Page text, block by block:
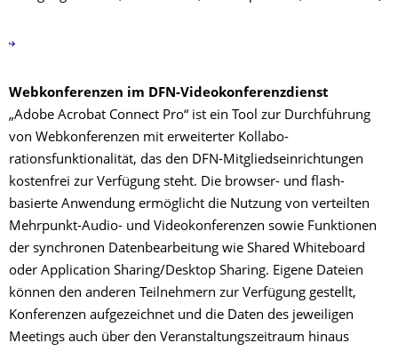
Webkonferenzen im DFN-Videokonferenzdienst
„Adobe Acrobat Connect Pro“ ist ein Tool zur Durchführung
von Webkonferenzen mit erweiterter Kollabo-
rationsfunktionalität, das den DFN-Mitgliedseinrichtungen
kostenfrei zur Verfügung steht. Die browser- und flash-
basierte Anwendung ermöglicht die Nutzung von verteilten
Mehrpunkt-Audio- und Videokonferenzen sowie Funktionen
der synchronen Datenbearbeitung wie Shared Whiteboard
oder Application Sharing/Desktop Sharing. Eigene Dateien
können den anderen Teilnehmern zur Verfügung gestellt,
Konferenzen aufgezeichnet und die Daten des jeweiligen
Meetings auch über den Veranstaltungszeitraum hinaus